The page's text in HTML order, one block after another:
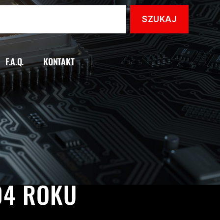
F.A.Q. KONTAKT
ROKU